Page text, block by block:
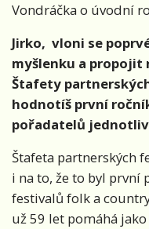
Vondráčka o úvodní
Jirko, vloni se
myšlenku a
Štafety
hodnotíš první
pořadatelů
Štafeta partnerských
i na to, že to byl
festivalů folk a
už 59 let pomáhá